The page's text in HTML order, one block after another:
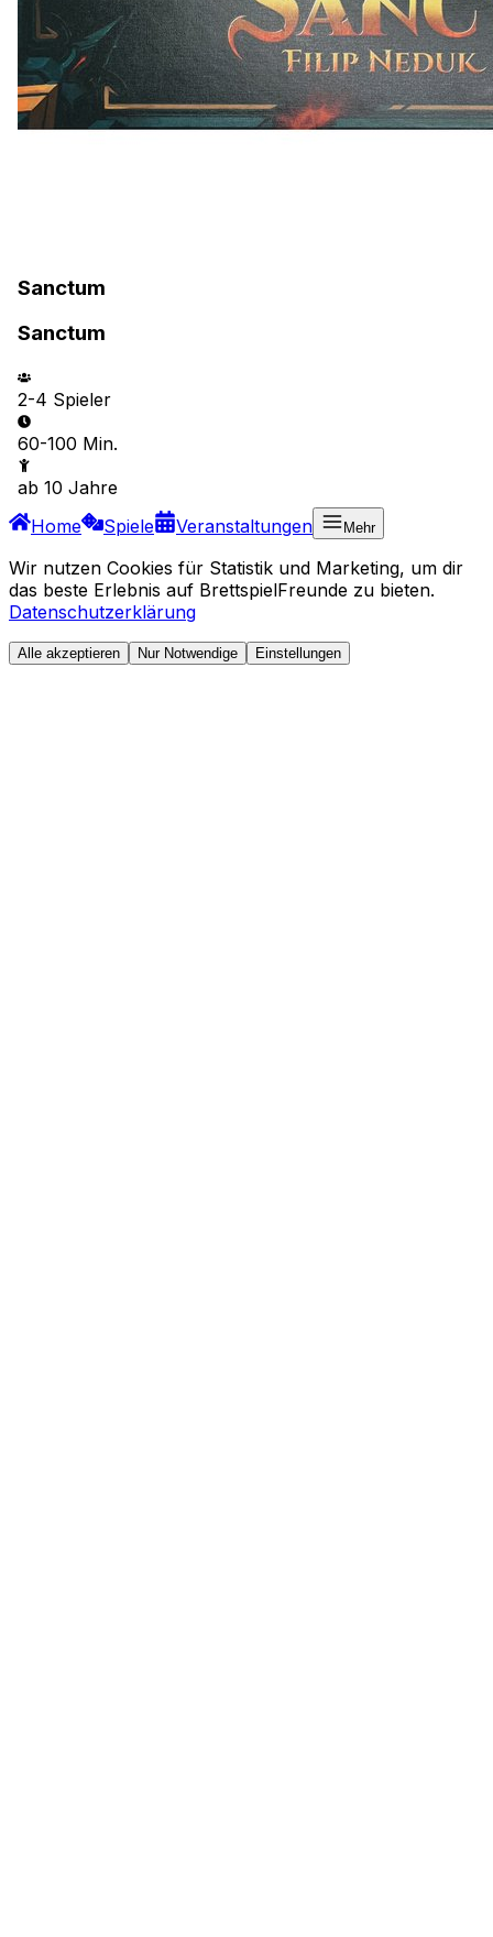
Sanctum
Sanctum
2-4 Spieler
60-100 Min.
ab 10 Jahre
Home
Spiele Veranstaltungen Mehr
Wir nutzen Cookies für Statistik und Marketing, um dir
das beste Erlebnis auf BrettspielFreunde zu bieten.
Datenschutzerklärung
Alle akzeptieren Nur Notwendige Einstellungen